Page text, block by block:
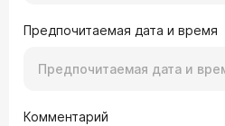
Предпочитаемая дата и время
Комментарий